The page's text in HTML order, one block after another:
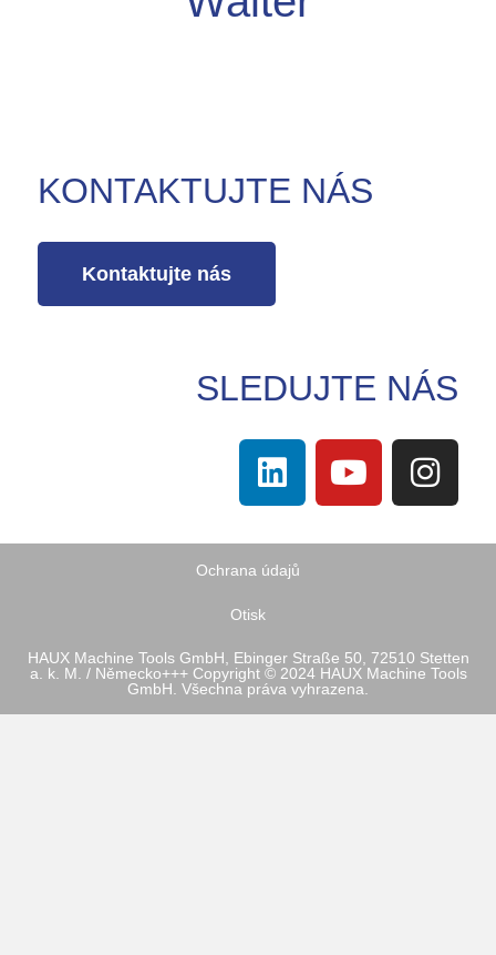
KONTAKTUJTE NÁS
Kontaktujte nás
SLEDUJTE NÁS
Ochrana údajů
Otisk
HAUX Machine Tools GmbH, Ebinger Straße 50, 72510 Stetten
a. k. M. / Německo+++ Copyright © 2024 HAUX Machine Tools
GmbH. Všechna práva vyhrazena.